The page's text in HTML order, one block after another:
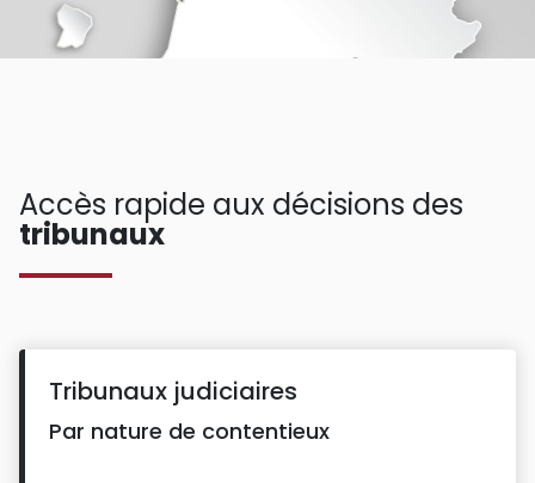
Accès rapide aux décisions des
tribunaux
Tribunaux judiciaires
Par nature de contentieux